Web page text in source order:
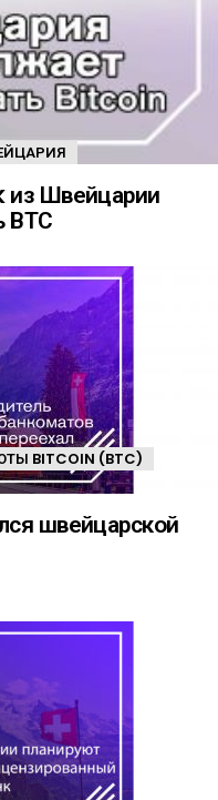
Швейцарии
ВТС
BITCOIN (BTC)
швейцарской